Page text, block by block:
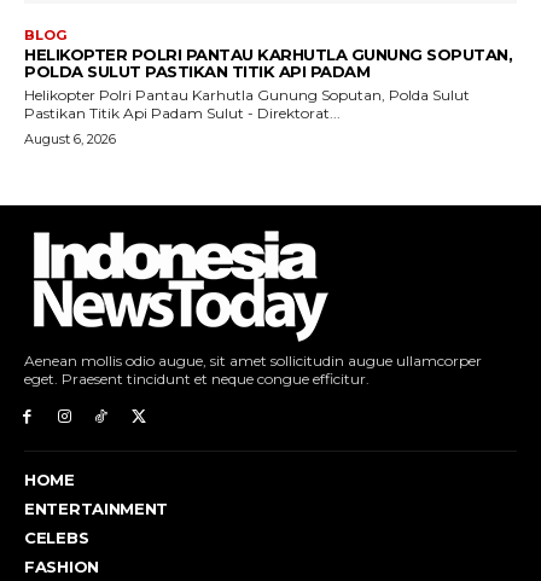
Aenean mollis odio augue, sit amet sollicitudin augue ullamcorper
eget. Praesent tincidunt et neque congue efficitur.
HOME
ENTERTAINMENT
CELEBS
FASHION